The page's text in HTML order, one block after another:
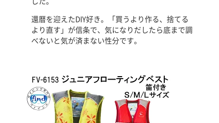
還暦を迎えたDIY好き。「買うより作る、捨てる
より直す」が信条で、気になりだしたら底まで調
べないと気が済まない性分です。